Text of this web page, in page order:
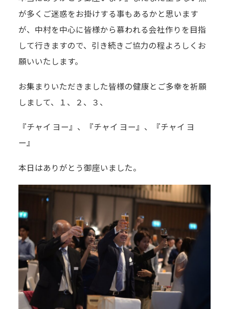
が多くご迷惑をお掛けする事もあるかと思います
が、中村を中心に皆様から慕われる会社作りを目指
して行きますので、引き続きご協力の程よろしくお
願いいたします。
お集まりいただきました皆様の健康とご多幸を祈願
しまして、１、２、３、
『チャイ ヨー』、『チャイ ヨー』、『チャイ ヨ
ー』
本日はありがとう御座いました。